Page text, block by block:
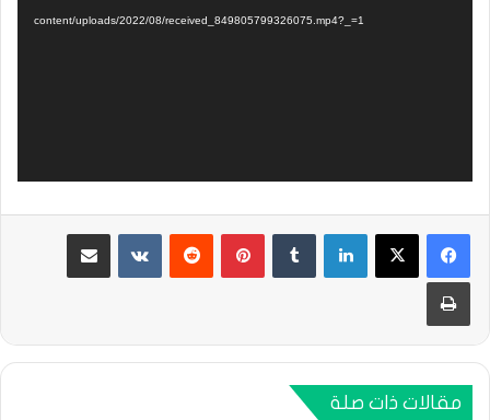
content/uploads/2022/08/received_849805799326075.mp4?_=1
لينكدإن بينتيريست مشاركة عبر البريد
طباعة
مقالات ذات صلة